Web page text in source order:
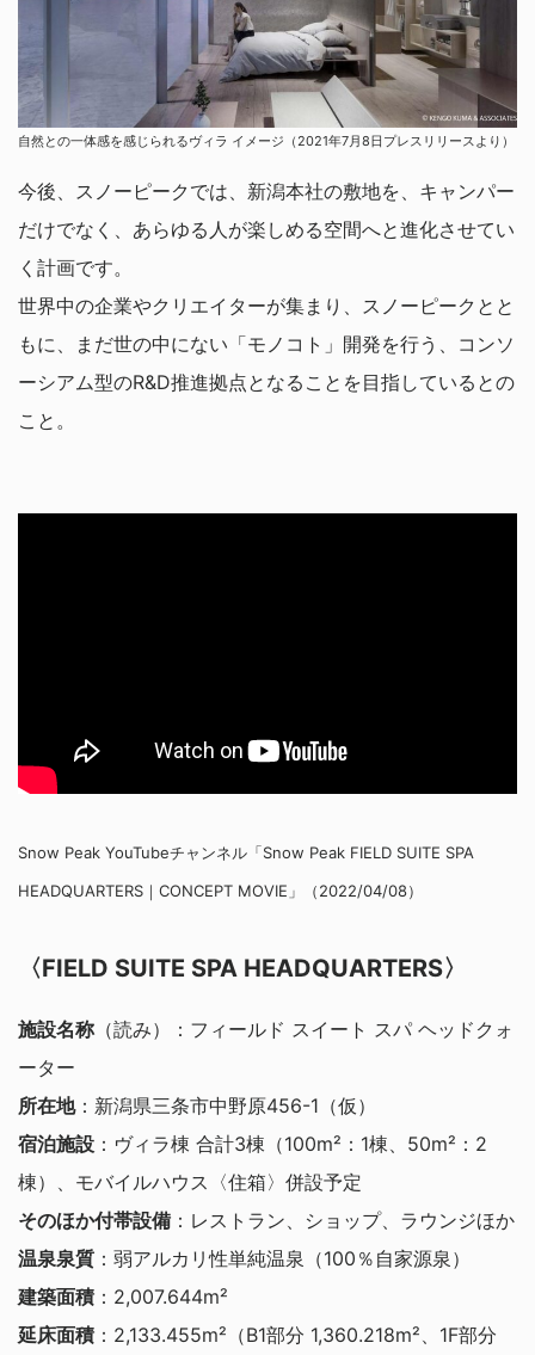
自然との一体感を感じられるヴィラ イメージ（2021年7月8日プレスリリースより）
今後、スノーピークでは、新潟本社の敷地を、キャンパー
だけでなく、あらゆる人が楽しめる空間へと進化させてい
く計画です。
世界中の企業やクリエイターが集まり、スノーピークとと
もに、まだ世の中にない「モノコト」開発を行う、コンソ
ーシアム型のR&D推進拠点となることを目指しているとの
こと。
Snow Peak YouTubeチャンネル「Snow Peak FIELD SUITE SPA
HEADQUARTERS｜CONCEPT MOVIE」（2022/04/08）
〈FIELD SUITE SPA HEADQUARTERS〉
施設名称（読み）：フィールド スイート スパ ヘッドクォ
ーター
所在地：新潟県三条市中野原456-1（仮）
宿泊施設 ：ヴィラ棟 合計3棟（100m²：1棟、50m²：2
棟）、モバイルハウス〈住箱〉併設予定
そのほか付帯設備 ：レストラン、ショップ、ラウンジほか
温泉泉質 ：弱アルカリ性単純温泉（100％自家源泉）
建築面積 ：2,007.644m²
延床面積 ：2,133.455m²（B1部分 1,360.218m²、1F部分